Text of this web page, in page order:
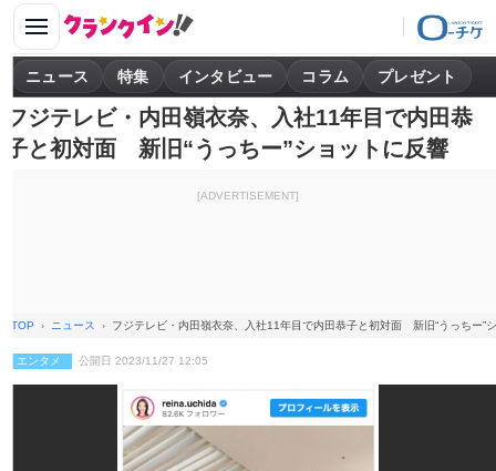
ニュース 特集 インタビュー コラム プレゼント
フジテレビ・内田嶺衣奈、入社11年目で内田恭
子と初対面 新旧“うっちー”ショットに反響
[ADVERTISEMENT]
TOP ニュース フジテレビ・内田嶺衣奈、入社11年目で内田恭子と初対面 新旧“うっちー”
エンタメ 公開日 2023/11/27 12:05